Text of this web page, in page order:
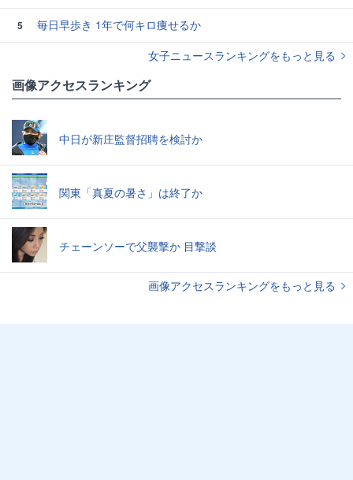
5
毎日早歩き 1年で何キロ痩せるか
女子ニュースランキングをもっと見る
画像アクセスランキング
中日が新庄監督招聘を検討か
関東「真夏の暑さ」は終了か
チェーンソーで父襲撃か 目撃談
画像アクセスランキングをもっと見る